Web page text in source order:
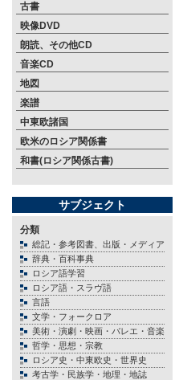
古書
映像DVD
朗読、その他CD
音楽CD
地図
楽譜
中東欧諸国
欧米のロシア関係書
和書(ロシア関係古書)
サブジェクト
分類
総記・参考図書、出版・メディア
辞典・百科事典
ロシア語学習
ロシア語・スラヴ語
言語
文学・フォークロア
美術・演劇・映画・バレエ・音楽
哲学・思想・宗教
ロシア史・中東欧史・世界史
考古学・民族学・地理・地誌